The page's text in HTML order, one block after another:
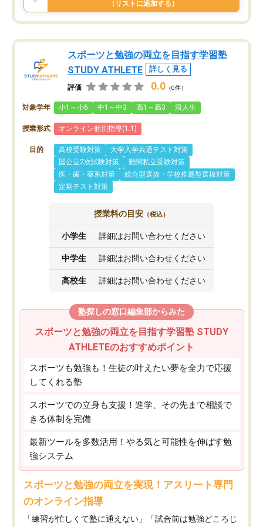
（リストに追加する）
スポーツと勉強の両立を目指す学習塾
STUDY ATHLETE
詳しく見る
評価 0.0 （0件）
対象学年 小1～小6 中1～中3 高1～高3 浪人生
授業形式 オンライン個別指導(1:1)
目的 高校受験対策
大学入学共通テスト対策
国公立2次試験対策
難関私立受験対策
医・歯・薬系対策
総合型選抜・学校推薦型選抜対策
定期テスト対策
授業料の目安 （税込）
小学生 詳細はお問い合わせください
中学生 詳細はお問い合わせください
高校生 詳細はお問い合わせください
塾探しの窓口編集部からみた
スポーツと勉強の両立を目指す学習塾 STUDY
ATHLETEのおすすめポイント
スポーツも勉強も！生徒の叶えたい夢を全力で応援
してくれる塾
スポーツでの立身も支援！進学、その先まで相談で
きる体制を完備
最新ツールを多数活用！やる気と可能性を伸ばす勉
強システム
スポーツと勉強の両立を実現！アスリート専門
のオンライン指導
「練習が忙しくて塾に通えない」「試合前は勉強どころじ